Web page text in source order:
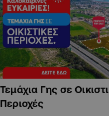
Τεμάχια Γης σε
Περιοχές